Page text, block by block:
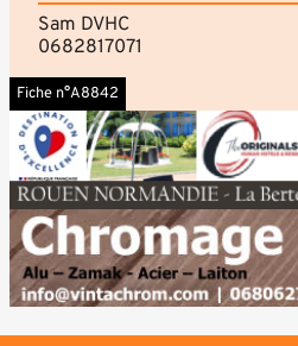
Sam DVHC
0682817071
Fiche n°A8842